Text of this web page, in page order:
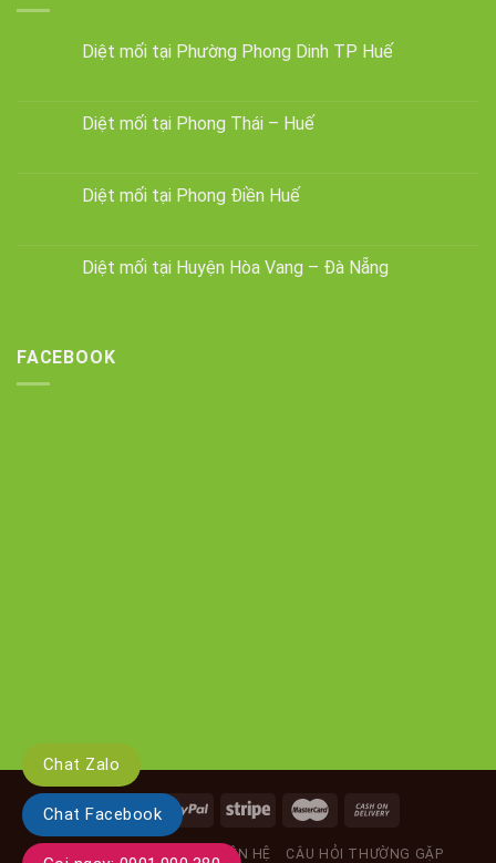
Diệt mối tại Phường Phong Dinh TP Huế
Diệt mối tại Phong Thái – Huế
Diệt mối tại Phong Điền Huế
Diệt mối tại Huyện Hòa Vang – Đà Nẵng
FACEBOOK
GIỚI THIỆU TIN TỨC LIÊN HỆ CÂU HỎI THƯỜNG GẶP
Chat Zalo
Chat Facebook